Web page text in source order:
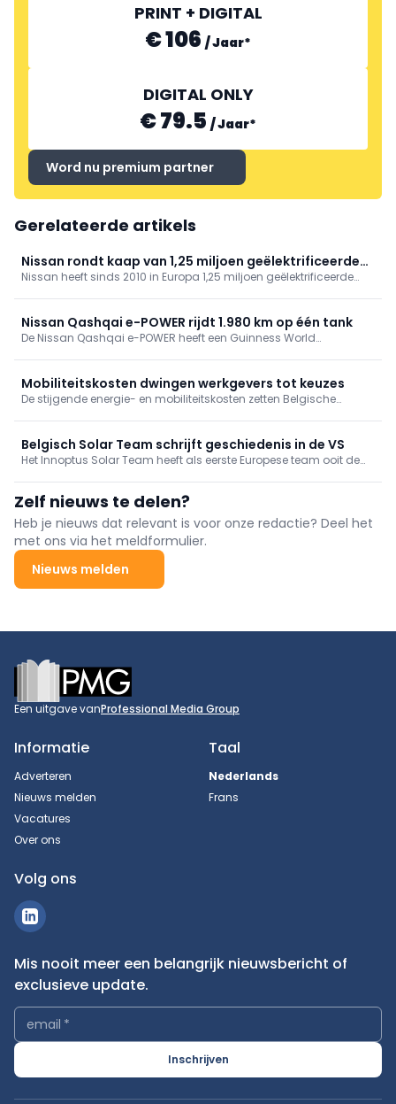
PRINT + DIGITAL
€ 106 /Jaar*
DIGITAL ONLY
€ 79.5 /Jaar*
Word nu premium partner
Gerelateerde artikels
Nissan rondt kaap van 1,25 miljoen geëlektrificeerde
wagens
Nissan heeft sinds 2010 in Europa 1,25 miljoen geëlektrificeerde
het merk zijn aanbod verder uit.
Nissan Qashqai e-POWER rijdt 1.980 km op één tank
De Nissan Qashqai e-POWER heeft een Guinness World
nieuwste e-POWER-aandrijflijn in de verf.
Mobiliteitskosten dwingen werkgevers tot keuzes
De stijgende energie- en mobiliteitskosten zetten Belgische
oplopende kosten en de complexe regelgeving.
Belgisch Solar Team schrijft geschiedenis in de VS
Het Innoptus Solar Team heeft als eerste Europese team ooit de
een nieuw hoofdstuk in de Belgische zonnewagengeschiedenis.
Zelf nieuws te delen?
Heb je nieuws dat relevant is voor onze redactie? Deel het
met ons via het meldformulier.
Nieuws melden
Footer
Een uitgave vanProfessional Media Group
Informatie
Adverteren
Nieuws melden
Vacatures
Over ons
Taal
Nederlands
Frans
Volg ons
Mis nooit meer een belangrijk nieuwsbericht of
exclusieve update.
email *
Inschrijven